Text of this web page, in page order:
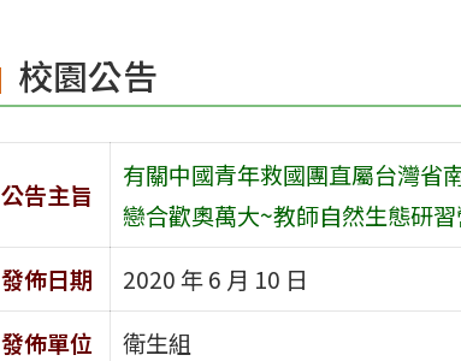
校園公告
公告主旨
有關中國青年救國團直屬台灣省
戀合歡奧萬大~教師自然生態研
發佈日期
2020 年 6 月 10 日
發佈單位
衛生組